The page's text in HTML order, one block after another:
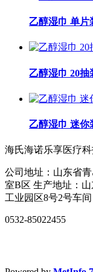
乙醇湿巾 单片
乙醇湿巾 20抽
乙醇湿巾 迷你
海氏海诺乐享医疗
公司地址：山东省
室B区 生产地址：
工业园区8号2号车间
0532-85022455